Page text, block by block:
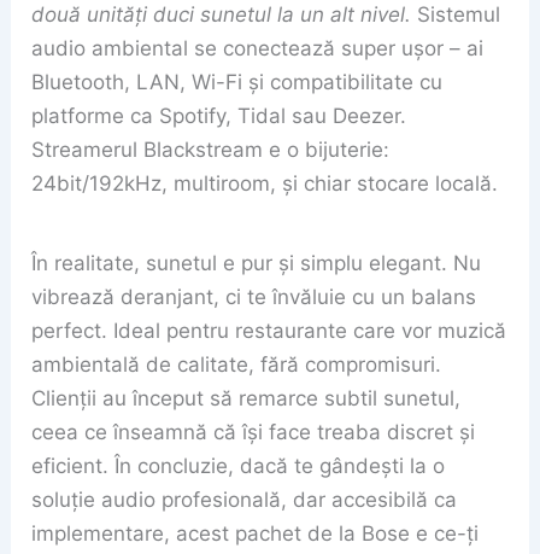
două unități duci sunetul la un alt nivel. Sistemul
audio ambiental se conectează super ușor – ai
Bluetooth, LAN, Wi-Fi și compatibilitate cu
platforme ca Spotify, Tidal sau Deezer.
Streamerul Blackstream e o bijuterie:
24bit/192kHz, multiroom, și chiar stocare locală.
În realitate, sunetul e pur și simplu elegant. Nu
vibrează deranjant, ci te învăluie cu un balans
perfect. Ideal pentru restaurante care vor muzică
ambientală de calitate, fără compromisuri.
Clienții au început să remarce subtil sunetul,
ceea ce înseamnă că își face treaba discret și
eficient. În concluzie, dacă te gândești la o
soluție audio profesională, dar accesibilă ca
implementare, acest pachet de la Bose e ce-ți